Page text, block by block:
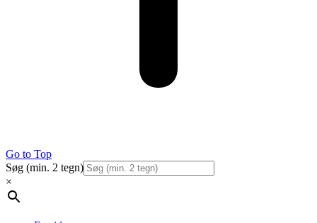
Go to Top
Søg (min. 2 tegn)
×